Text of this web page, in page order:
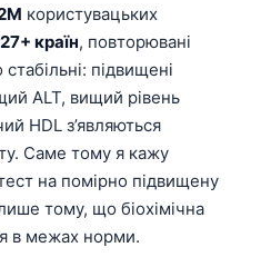
користувацьких
країн, повторювані
підвищені
ALT, вищий рівень
HDL з’являються
Саме тому я кажу
на помірно підвищену
тому, що біохімічна
в межах норми.